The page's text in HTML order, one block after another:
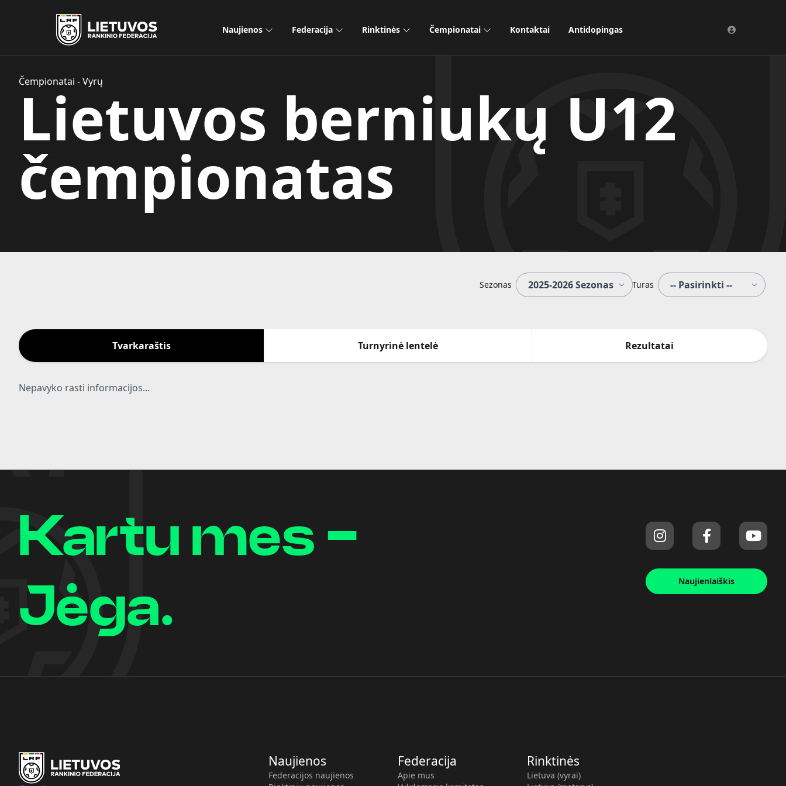
Naujienos Federacija Rinktinės Čempionatai Kontaktai Antidopingas
Čempionatai - Vyrų
Lietuvos berniukų U12
čempionatas
Sezonas Turas
Tvarkaraštis Turnyrinė lentelė Rezultatai
Nepavyko rasti informacijos...
Kartu mes -
Jėga.
Naujienlaiškis
Naujienos
Federacijos naujienos
Federacija
Apie mus
Rinktinės
Lietuva (vyrai)